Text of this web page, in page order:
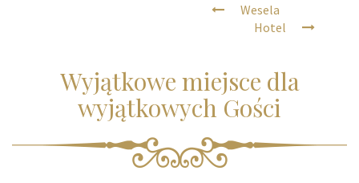
Wesela
Hotel
Wyjątkowe miejsce dla
wyjątkowych Gości